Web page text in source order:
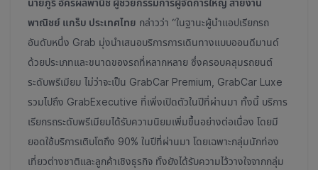
นายภูรี อัครผลพานิช ผู้ช่วยกรรมการผู้จัดการใหญ่ สายงาน
พาณิชย์ แกร็บ ประเทศไทย กล่าวว่า “ในฐานะผู้นำแอปเรียกรถ
อันดับหนึ่ง Grab มุ่งนำเสนอบริการการเดินทางแบบออนดีมานด์
ด้วยประเภทและขนาดของรถที่หลากหลาย ซึ่งครอบคลุมรถยนต์
ระดับพรีเมียม ไม่ว่าจะเป็น GrabCar Premium, GrabCar Luxe
รวมไปถึง GrabExecutive ที่เพิ่งเปิดตัวในปีที่ผ่านมา ทั้งนี้ บริการ
เรียกรถระดับพรีเมียมได้รับความนิยมเพิ่มขึ้นอย่างต่อเนื่อง โดยมี
ยอดใช้บริการเติบโตถึง 90% ในปีที่ผ่านมา โดยเฉพาะกลุ่มนักท่อง
เที่ยวต่างชาติและลูกค้าเชิงธุรกิจ ทั้งยังได้รับความไว้วางใจจากกลุ่ม